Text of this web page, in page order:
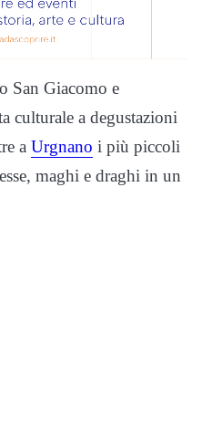
San Giacomo e
culturale a degustazioni
a Urgnano i più piccoli
maghi e draghi in un